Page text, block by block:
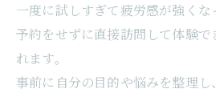
一度に試しすぎて疲労感が強くな
予約をせずに直接訪問して体験で
れます。
事前に自分の目的や悩みを整理